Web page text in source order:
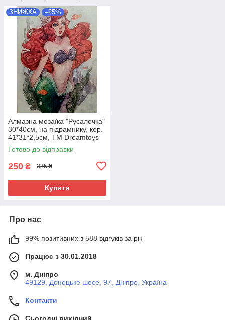
ЗНИЖКА –25%
Алмазна мозаїка "Русалочка"
30*40см, на підрамнику, кор.
41*31*2,5см, ТМ Dreamtoys
Готово до відправки
250 ₴ 335 ₴
Купити
Про нас
99% позитивних з 588 відгуків за рік
Працює з 30.01.2018
м. Дніпро
49129, Донецьке шосе, 97, Дніпро, Україна
Контакти